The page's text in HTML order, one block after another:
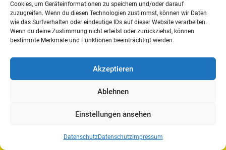
Cookies, um Geräteinformationen zu speichern und/oder darauf
zuzugreifen. Wenn du diesen Technologien zustimmst, können wir Daten
wie das Surfverhalten oder eindeutige IDs auf dieser Website verarbeiten.
Wenn du deine Zustimmung nicht erteilst oder zurückziehst, können
bestimmte Merkmale und Funktionen beeinträchtigt werden.
Akzeptieren
Ablehnen
Einstellungen ansehen
DatenschutzDatenschutzImpressum
Zu hören aufSpotifyoder auf der Homepage:
Erzähl mir was vom Pferd – Podcast meets
Journalismus
DRFV e.V. · Münsterweg 57 · 48231 Warendorf ·
Mobil: 0160-5815866 · Fax: 02581-6382 10 · E-Mail: